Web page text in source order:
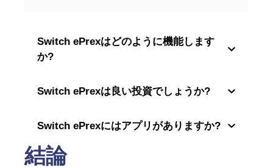
Switch ePrexはどのように機能します
か?
Switch ePrexは良い投資でしょうか?
Switch ePrexにはアプリがありますか?
結論